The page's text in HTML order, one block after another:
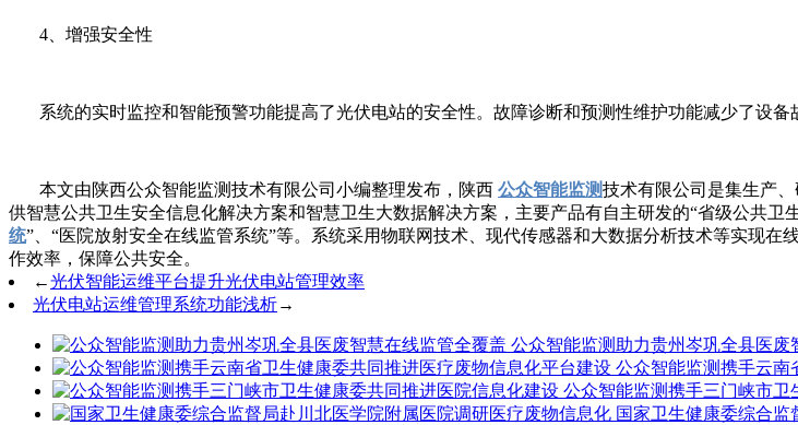
4、增强安全性
系统的实时监控和智能预警功能提高了光伏电站的安全性。故障诊断和预测性维护功能减少了设备
本文由陕西公众智能监测技术有限公司小编整理发布，陕西 公众智能监测技术有限公司是集生产
供智慧公共卫生安全信息化解决方案和智慧卫生大数据解决方案，主要产品有自主研发的“省级公共卫
统”、“医院放射安全在线监管系统”等。系统采用物联网技术、现代传感器和大数据分析技术等实现
作效率，保障公共安全。
←光伏智能运维平台提升光伏电站管理效率
光伏电站运维管理系统功能浅析→
公众智能监测助力贵州岑巩全县医废
公众智能监测携手云南
公众智能监测携手三门峡市
国家卫生健康委综合